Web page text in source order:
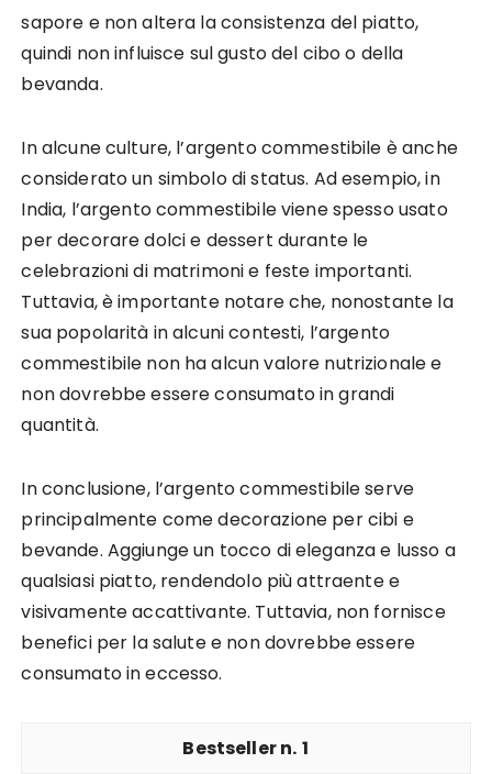
sapore e non altera la consistenza del piatto,
quindi non influisce sul gusto del cibo o della
bevanda.
In alcune culture, l’argento commestibile è anche
considerato un simbolo di status. Ad esempio, in
India, l’argento commestibile viene spesso usato
per decorare dolci e dessert durante le
celebrazioni di matrimoni e feste importanti.
Tuttavia, è importante notare che, nonostante la
sua popolarità in alcuni contesti, l’argento
commestibile non ha alcun valore nutrizionale e
non dovrebbe essere consumato in grandi
quantità.
In conclusione, l’argento commestibile serve
principalmente come decorazione per cibi e
bevande. Aggiunge un tocco di eleganza e lusso a
qualsiasi piatto, rendendolo più attraente e
visivamente accattivante. Tuttavia, non fornisce
benefici per la salute e non dovrebbe essere
consumato in eccesso.
1